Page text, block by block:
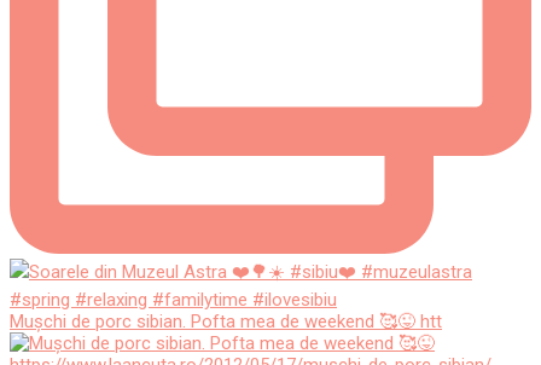
Mușchi de porc sibian. Pofta mea de weekend 🥰😜 htt